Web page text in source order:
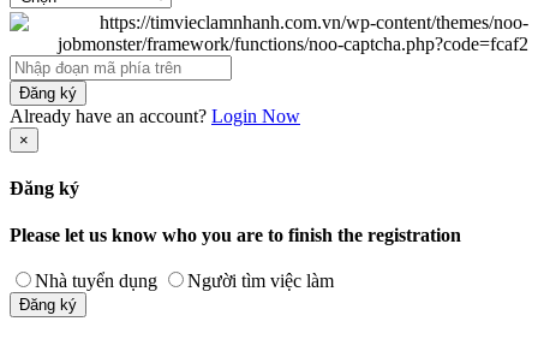
Đăng ký
Already have an account? Login Now
×
Đăng ký
Please let us know who you are to finish the registration
Nhà tuyển dụng Người tìm việc làm
Đăng ký